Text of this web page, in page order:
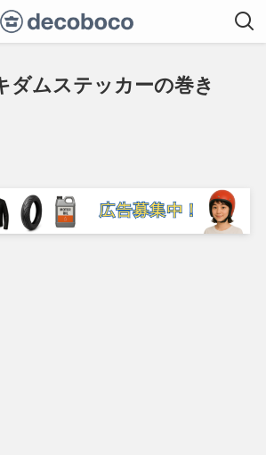
ダムステッカーの巻き